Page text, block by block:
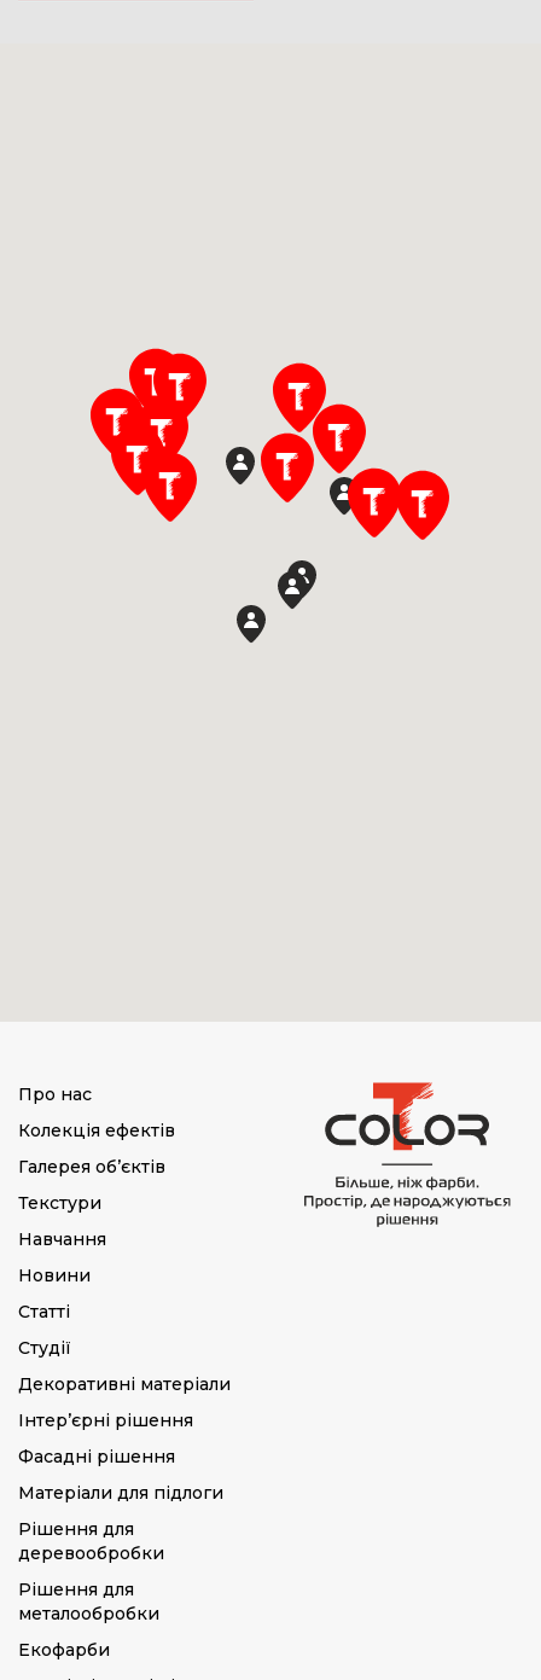
Про нас
Колекція ефектів
Галерея об’єктів
Текстури
Навчання
Новини
Статті
Студії
Декоративні матеріали
Інтер’єрні рішення
Фасадні рішення
Матеріали для підлоги
Рішення для
деревообробки
Рішення для
металообробки
Екофарби